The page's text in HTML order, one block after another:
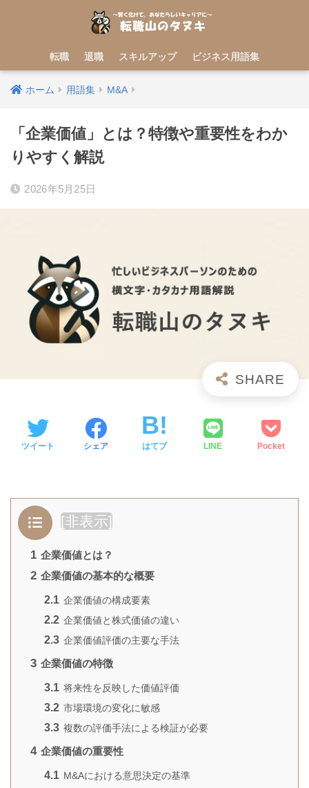
転職 退職 スキルアップ ビジネス用語集
ホーム 用語集 M&A
「企業価値」とは？特徴や重要性をわか
りやすく解説
2026年5月25日
ツイート シェア はてブ LINE Pocket
[非表示]
1 企業価値とは？
2 企業価値の基本的な概要
2.1 企業価値の構成要素
2.2 企業価値と株式価値の違い
2.3 企業価値評価の主要な手法
3 企業価値の特徴
3.1 将来性を反映した価値評価
3.2 市場環境の変化に敏感
3.3 複数の評価手法による検証が必要
4 企業価値の重要性
4.1 M&Aにおける意思決定の基準